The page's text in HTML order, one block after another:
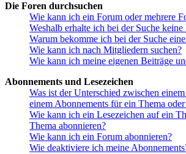
Die Foren durchsuchen
Wie kann ich ein Forum oder mehrere
Weshalb erhalte ich bei der Suche keine
Warum bekomme ich bei der Suche
Wie kann ich nach Mitgliedern suchen?
Wie kann ich meine eigenen Beiträge
Abonnements und Lesezeichen
Was ist der Unterschied zwischen
einem Abonnements für ein Thema
Wie kann ich ein Lesezeichen auf ein
Thema abonnieren?
Wie kann ich ein Forum abonnieren?
Wie deaktiviere ich meine